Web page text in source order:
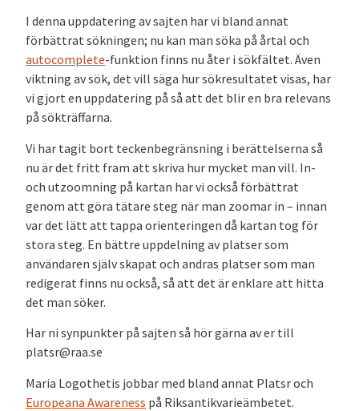
I denna uppdatering av sajten har vi bland annat
förbättrat sökningen; nu kan man söka på årtal och
autocomplete-funktion finns nu åter i sökfältet. Även
viktning av sök, det vill säga hur sökresultatet visas, har
vi gjort en uppdatering på så att det blir en bra relevans
på sökträffarna.
Vi har tagit bort teckenbegränsning i berättelserna så
nu är det fritt fram att skriva hur mycket man vill. In-
och utzoomning på kartan har vi också förbättrat
genom att göra tätare steg när man zoomar in – innan
var det lätt att tappa orienteringen då kartan tog för
stora steg. En bättre uppdelning av platser som
användaren själv skapat och andras platser som man
redigerat finns nu också, så att det är enklare att hitta
det man söker.
Har ni synpunkter på sajten så hör gärna av er till
platsr@raa.se
Maria Logothetis jobbar med bland annat Platsr och
Europeana Awareness på Riksantikvarieämbetet.